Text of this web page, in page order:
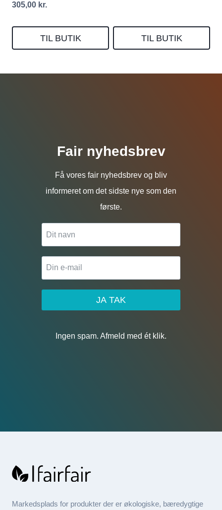
305,00 kr.
TIL BUTIK TIL BUTIK
Fair nyhedsbrev
Få vores fair nyhedsbrev og bliv
informeret om det sidste nye som den
første.
JA TAK
Ingen spam. Afmeld med ét klik.
Markedsplads for produkter der er økologiske, bæredygtige